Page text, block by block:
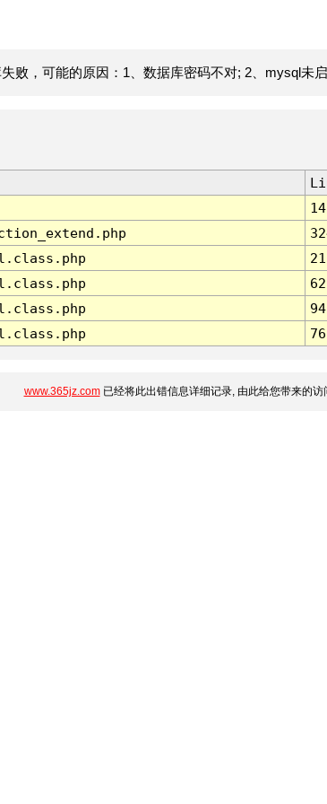
败，可能的原因：1、数据库密码不对; 2、mysql未启
14
62
94
76
www.365jz.com已经将此出错信息详细记录, 由此给您带来的访